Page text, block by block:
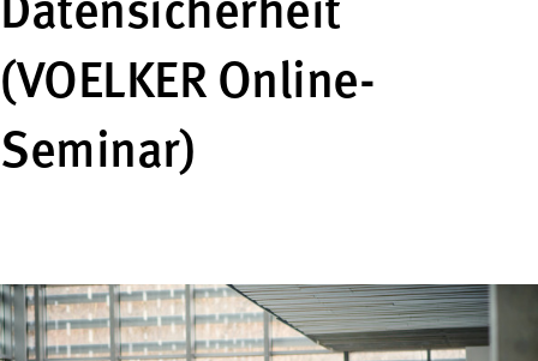
Datensicherheit
(VOELKER Online-
Seminar)